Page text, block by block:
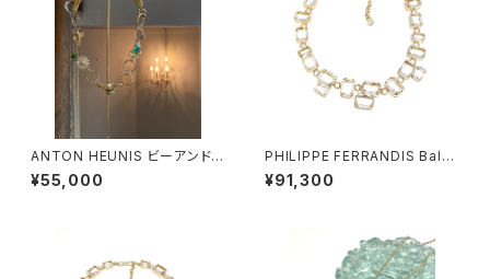
ANTON HEUNIS ビーアンドデ
イジー コネクトリングネックレ
ス
¥55,000
PHILIPPE FERRANDIS Balé
ares ネックレス #2
¥91,300